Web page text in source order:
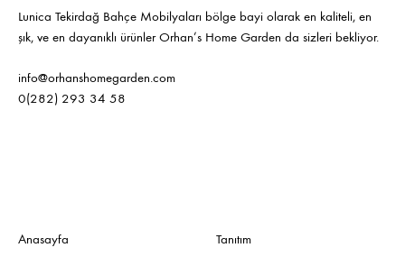
Lunica Tekirdağ Bahçe Mobilyaları bölge bayi olarak en kaliteli, en
şık, ve en dayanıklı ürünler Orhan’s Home Garden da sizleri bekliyor.
info@orhanshomegarden.com
0(282) 293 34 58
Anasayfa Tanıtım